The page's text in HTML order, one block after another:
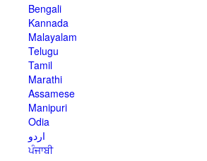
Bengali
Kannada
Malayalam
Telugu
Tamil
Marathi
Assamese
Manipuri
Odia
اردو
ਪੰਜਾਬੀ